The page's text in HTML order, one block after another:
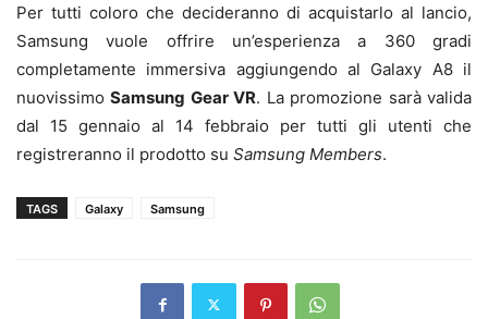
Per tutti coloro che decideranno di acquistarlo al lancio,
Samsung vuole offrire un’esperienza a 360 gradi
completamente immersiva aggiungendo al Galaxy A8 il
nuovissimoSamsung Gear VR. La promozione sarà valida
dal 15 gennaio al 14 febbraio per tutti gli utenti che
registreranno il prodotto su Samsung Members.
TAGS Galaxy Samsung